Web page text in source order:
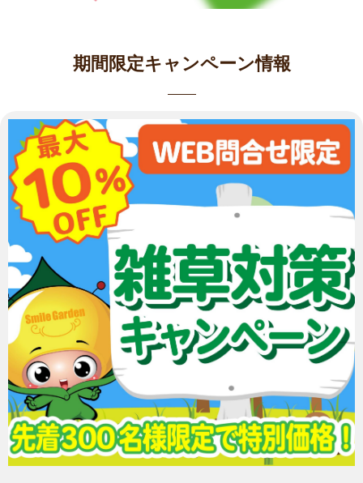
期間限定キャンペーン情報